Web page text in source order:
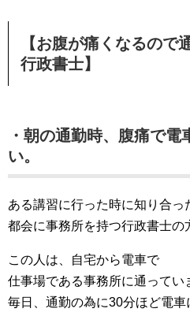
【お腹が痛くなるので
行政書士】
・朝の通勤時、腹痛で
い。
ある講習に行った時に知り合っ
都会に事務所を持つ行政書士の
この人は、自宅から電車で
仕事場である事務所に通ってい
毎日、通勤の為に30分ほど電車